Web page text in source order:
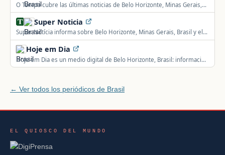
O Tempo cubre las últimas noticias de Belo Horizonte, Minas Gerais,
Brasil y el mundo.
Super Noticia
Super Notícia informa sobre Belo Horizonte, Minas Gerais, Brasil y el
mundo, con foco en fútbol y celebridades.
Hoje em Dia
Hoje em Dia es un medio digital de Belo Horizonte, Brasil: información
local, política, sucesos, deportes y actualidad de la región.
← Ver todos los periódicos de Brasil
EL QUIOSCO DEL MUNDO